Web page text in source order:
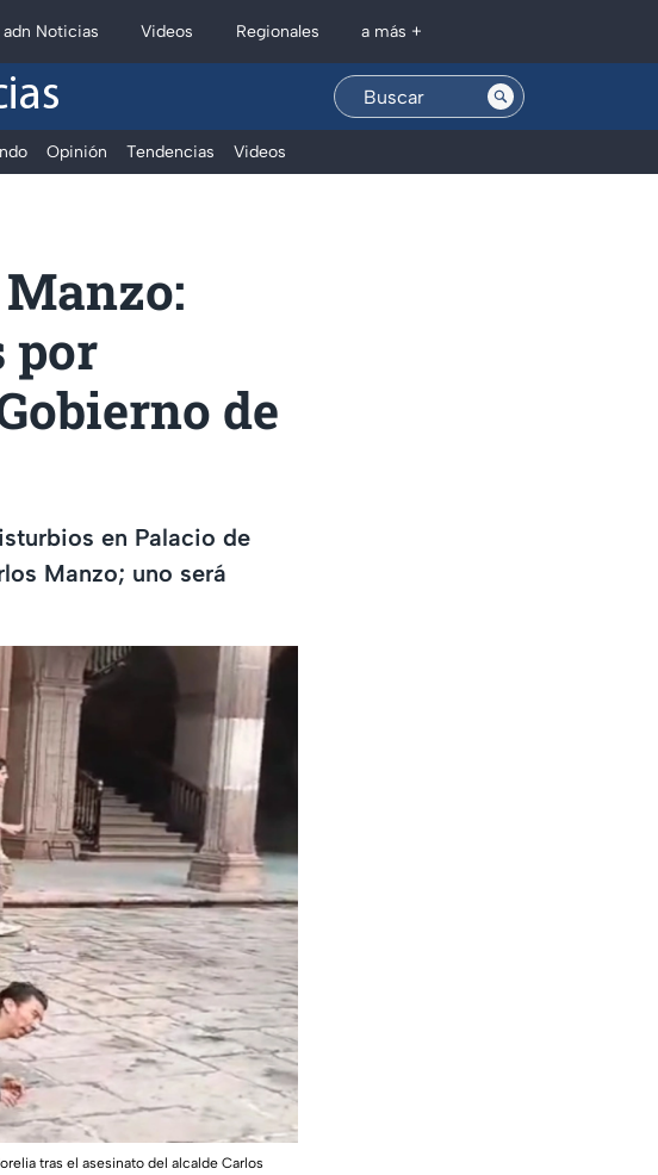
adn Noticias Videos Regionales a más +
Opinión Tendencias Videos
por
de
en Palacio de
Manzo; uno será
tras el asesinato del alcalde Carlos